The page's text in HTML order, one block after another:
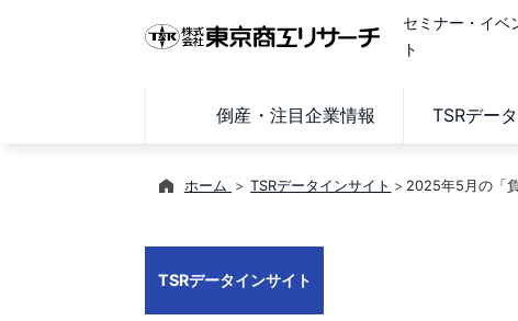
セミナー・イベ
ト
倒産・注目企業情報 TSRデー
ホーム TSRデータインサイト 2025年5月の「
TSRデータインサイト